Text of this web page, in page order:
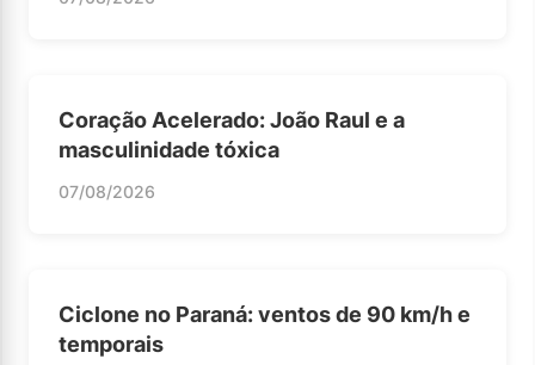
Coração Acelerado: João Raul e a
masculinidade tóxica
07/08/2026
Ciclone no Paraná: ventos de 90 km/h e
temporais